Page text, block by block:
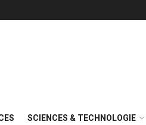
SCIENCES & TECHNOLOGIE